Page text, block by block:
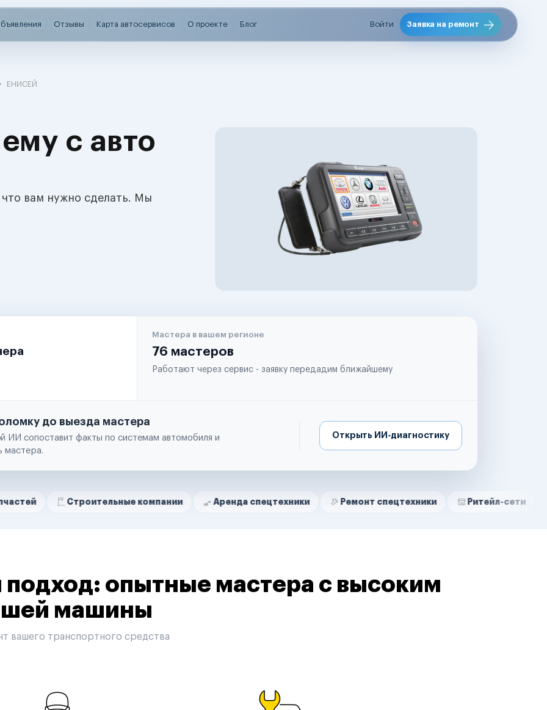
Отзывы Карта автосервисов О проекте Блог Войти Заявка на ремонт
ЕНИСЕЙ
с авто
вам нужно сделать. Мы
Мастера в вашем регионе
76 мастеров
Работают через сервис - заявку передадим ближайшему
до выезда мастера
ИИ сопоставит факты по системам автомобиля и
мастера.
Открыть ИИ-диагностику
Строительные компании Аренда спецтехники Ремонт спецтехники Ритейл-сети
опытные мастера с высоким
машины
вашего транспортного средства